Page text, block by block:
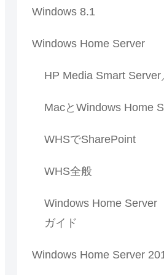
Windows 8.1
Windows Home Server
HP Media Smart
MacとWindows Home
WHSでSharePoint
WHS全般
Windows Home
ガイド
Windows Home Server